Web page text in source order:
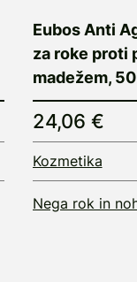
Eubos Anti
za roke proti
madežem,
24,06 €
Kozmetika
Nega rok in